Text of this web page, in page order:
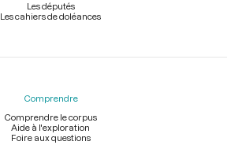
Les députés
Les cahiers de doléances
Comprendre
Comprendre le corpus
Aide à l'exploration
Foire aux questions